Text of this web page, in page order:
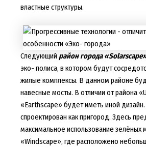
властные структуры.
Следующий район города
эко- полиса, в котором будут
жилые комплексы. В данном районе
навесные мосты. В отличии от района
«Earthscape» будет иметь иной
спроектирован как пригород. Здесь
максимальное использование зелёных
«Windscape», где расположено